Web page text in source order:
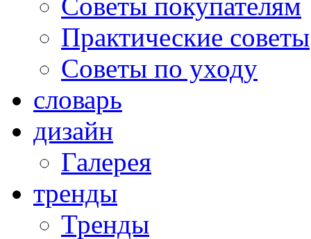
Практические советы
Советы по уходу
словарь
дизайн
Галерея
тренды
Тренды